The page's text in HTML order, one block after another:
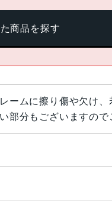
商品を探す
ームに擦り傷や欠け、
部分もございますので